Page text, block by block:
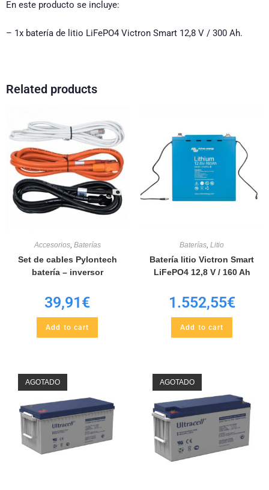
En este producto se incluye:
– 1x batería de litio LiFePO4 Victron Smart 12,8 V / 300 Ah.
Related products
Accesorios, Baterías
Set de cables Pylontech
batería – inversor
39,91€
Add to cart
Baterías, Litio
Batería litio Victron Smart
LiFePO4 12,8 V / 160 Ah
1.552,55€
Add to cart
AGOTADO AGOTADO